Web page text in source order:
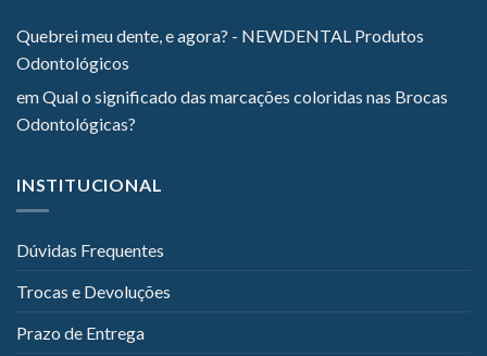
Quebrei meu dente, e agora? - NEWDENTAL Produtos
Odontológicos
emQual o significado das marcações coloridas nas Brocas
Odontológicas?
INSTITUCIONAL
Dúvidas Frequentes
Trocas e Devoluções
Prazo de Entrega